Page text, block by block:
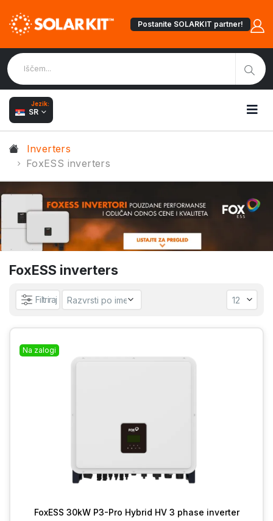
Postanite SOLARKIT partner!
Jezik:
SR
Inverters
FoxESS inverters
FoxESS inverters
Filtriraj
Na zalogi
FoxESS 30kW P3-Pro Hybrid HV 3 phase inverter